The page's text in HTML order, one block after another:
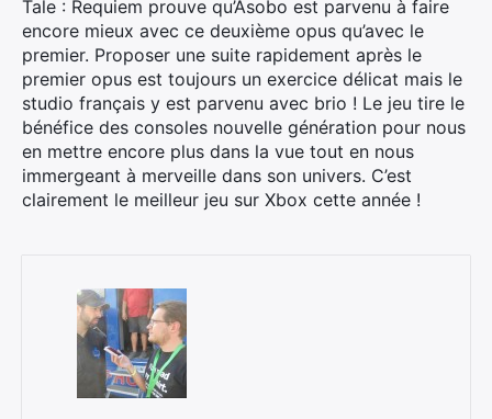
Tale : Requiem prouve qu’Asobo est parvenu à faire
encore mieux avec ce deuxième opus qu’avec le
premier. Proposer une suite rapidement après le
premier opus est toujours un exercice délicat mais le
studio français y est parvenu avec brio ! Le jeu tire le
bénéfice des consoles nouvelle génération pour nous
en mettre encore plus dans la vue tout en nous
immergeant à merveille dans son univers. C’est
clairement le meilleur jeu sur Xbox cette année !